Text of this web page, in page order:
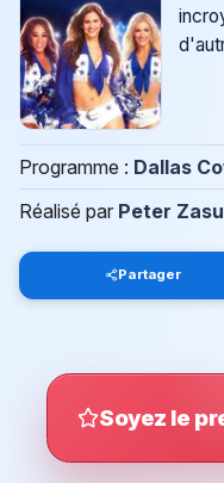
Programme : Dallas
Réalisé par Peter
Partager
Soyez le